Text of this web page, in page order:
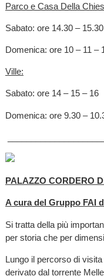
Parco e Casa Della
Sabato: ore 14.30 –
Domenica: ore 10 – 11 –
Ville:
Sabato: ore 14 – 15 – 16
Domenica: ore 9.30 –
PALAZZO CORDERO
A cura del Gruppo FAI
Si tratta della più
per storia che per
Lungo il percorso di
derivato dal torrente